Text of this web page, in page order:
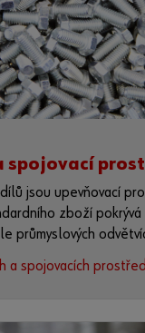
spojovací
jsou upevňovací
zboží
průmyslových
a spojovacích